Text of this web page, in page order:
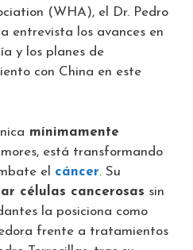
(WHA), el Dr. Pedro
entrevista los avances en
y los planes de
con China en este
mínimamente
está transformando
el cáncer. Su
células cancerosas sin
la posiciona como
frente a tratamientos